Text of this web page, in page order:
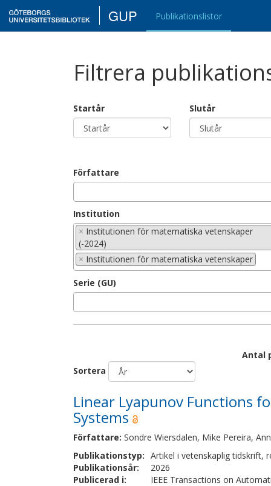
GUP Publikationslistor
Filtrera
Startår Slutår
Författare
Institution
× Institutionen för matematiska vetenskaper
(-2024)
× Institutionen för matematiska vetenskaper
Serie (GU)
Antal
Sortera
Linear Lyapunov Functions
Systems
Författare: Sondre Wiersdalen, Mike Pereira,
Publikationstyp: Artikel i vetenskaplig tidskrift,
Publikationsår:
2026
Publicerad i: IEEE Transactions on